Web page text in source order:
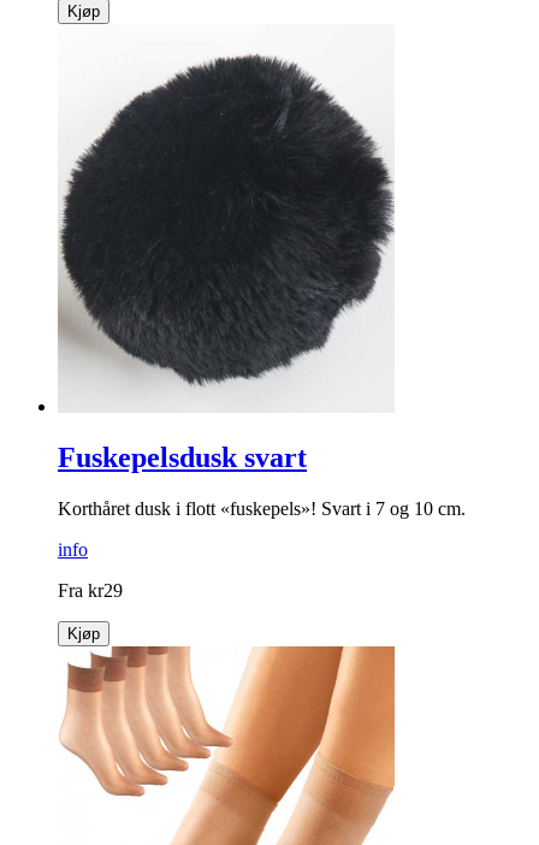
Kjøp
Fuskepelsdusk svart
Korthåret dusk i flott «fuskepels»! Svart i 7 og 10 cm.
info
Fra kr29
Kjøp